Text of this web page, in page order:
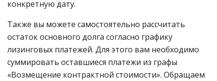
конкретную дату.
Также вы можете самостоятельно рассчитать
остаток основного долга согласно графику
лизинговых платежей. Для этого вам необходимо
суммировать оставшиеся платежи из графы
«Возмещение контрактной стоимости». Обращаем